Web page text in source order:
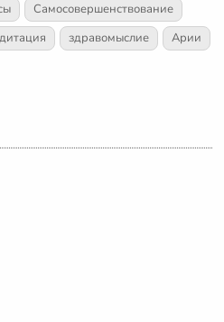
Самосовершенствование
здравомыслие
Арии